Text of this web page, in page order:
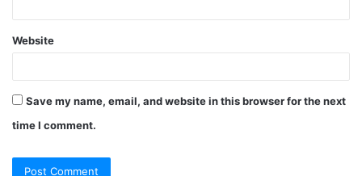
Website
Save my name, email, and website in this browser for the next
time I comment.